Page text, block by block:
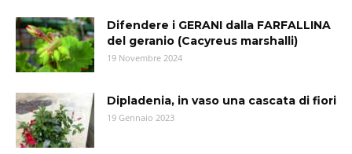
Difendere i GERANI dalla FARFALLINA
del geranio (Cacyreus marshalli)
19 Novembre 2024
Dipladenia, in vaso una cascata di fiori
19 Gennaio 2023